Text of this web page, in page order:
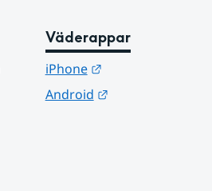
Väderappar
iPhone
Länk till annan
Android
Länk till annan